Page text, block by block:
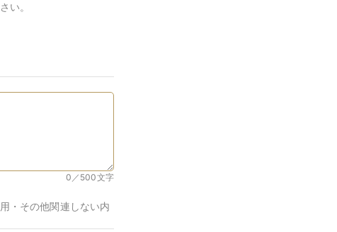
い。
0／500文字
・その他関連しない内